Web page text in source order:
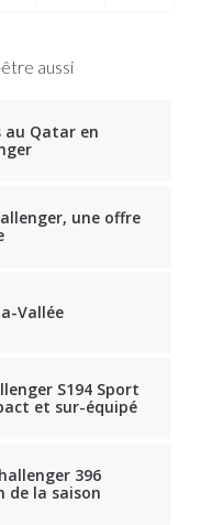
aussi
au Qatar en
une offre
Vallée
S194 Sport
et sur-équipé
396
de la saison